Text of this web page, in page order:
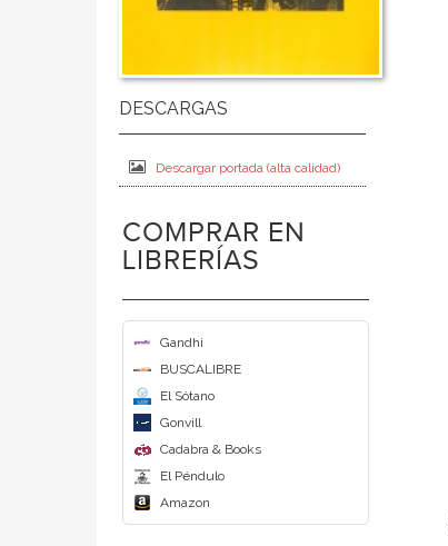
Descargar portada (alta calidad)
COMPRAR EN
LIBRERÍAS
Gandhi
BUSCALIBRE
El Sótano
Gonvill
Cadabra & Books
El Péndulo
Amazon